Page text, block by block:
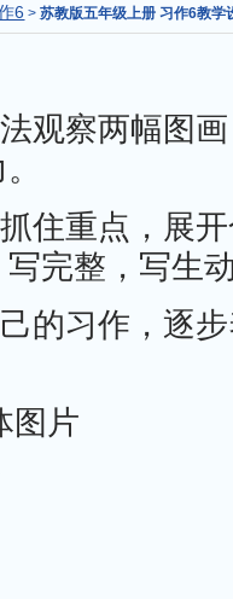
6 >苏教版五年级上册 习作6教学
观察两幅图
住重点，展
完整，写生
的习作，逐
图片